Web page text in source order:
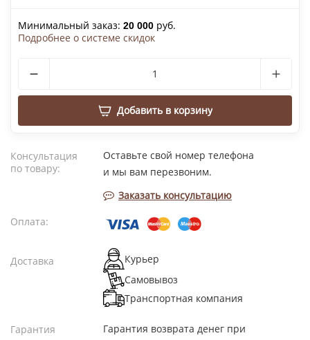
Минимальный заказ: 20 000 руб.
Подробнее о системе скидок
Добавить в корзину
Консультация
по товару:
Оставьте свой номер телефона
и мы вам перезвоним.
Заказать консультацию
Оплата:
Доставка
Курьер
Самовывоз
Транспортная компания
Гарантия
Гарантия возврата денег при